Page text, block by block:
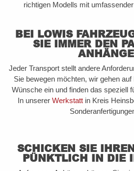
richtigen Modells mit
BEI LOWIS
SIE IMMER DEN
Jeder Transport stellt andere
Sie bewegen möchten, wir gehen
Wünsche ein und finden das speziell
In unserer Werkstattin Kreis
SCHICKEN SIE
PÜNKTLICH IN DIE